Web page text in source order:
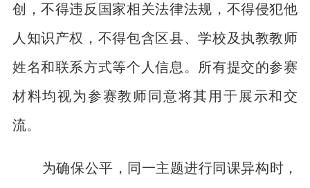
创，不得违反国家相关法律法规，不得侵犯他
人知识产权，不得包含区县、学校及执教教师
姓名和联系方式等个人信息。所有提交的参赛
材料均视为参赛教师同意将其用于展示和交
流。
为确保公平，同一主题进行同课异构时，